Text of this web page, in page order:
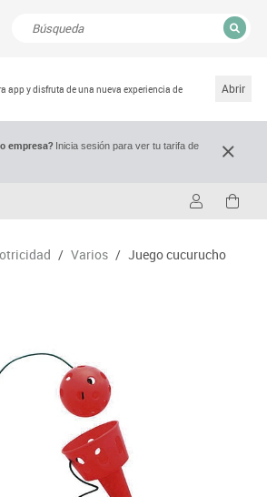
app y disfruta de una nueva experiencia de
Abrir
empresa?Inicia sesión para ver tu tarifa de
/ Varios / Juego cucurucho